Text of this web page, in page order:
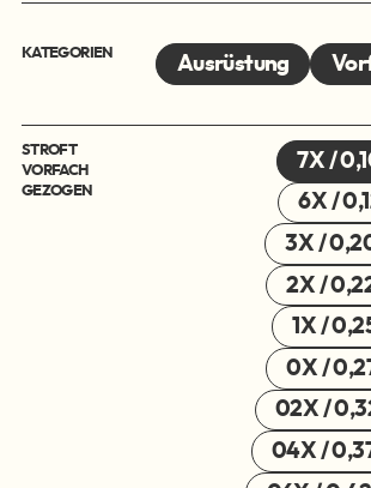
KATEGORIEN Ausrüstung
STROFT
VORFACH
GEZOGEN
7X /
6X /
3X /
2X /
1X /
0X /
02X /
04X /